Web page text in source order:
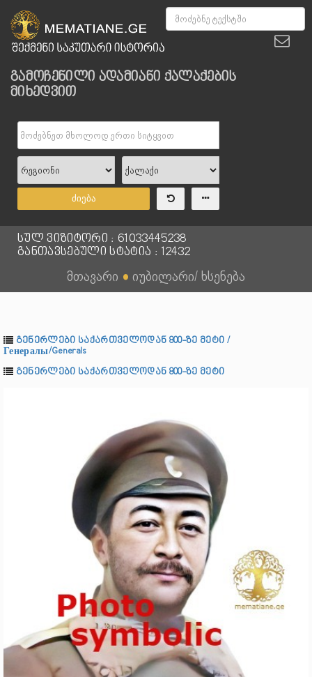
გამოჩენილი ადამიანი ქალაქების
მიხედვით
ძიება
სულ ვიზიტორი : 61033445238
განთავსებული სტატია : 12432
მთავარი ● იუბილარი/ ხსენება
გენერლები საქართველოდან 800-ზე მეტი /
Генералы/Generals
გენერლები საქართველოდან 800-ზე მეტი